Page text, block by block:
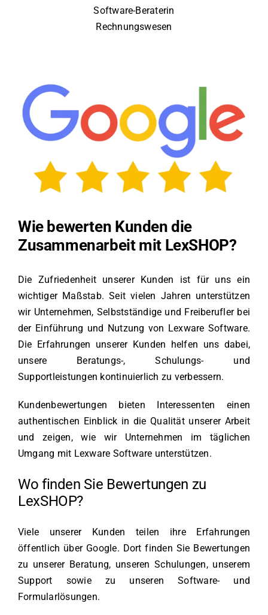
Software-Beraterin
Rechnungswesen
Wie bewerten Kunden die
Zusammenarbeit mit LexSHOP?
Die Zufriedenheit unserer Kunden ist für uns ein
wichtiger Maßstab. Seit vielen Jahren unterstützen
wir Unternehmen, Selbstständige und Freiberufler bei
der Einführung und Nutzung von Lexware Software.
Die Erfahrungen unserer Kunden helfen uns dabei,
unsere Beratungs-, Schulungs- und
Supportleistungen kontinuierlich zu verbessern.
Kundenbewertungen bieten Interessenten einen
authentischen Einblick in die Qualität unserer Arbeit
und zeigen, wie wir Unternehmen im täglichen
Umgang mit Lexware Software unterstützen.
Wo finden Sie Bewertungen zu
LexSHOP?
Viele unserer Kunden teilen ihre Erfahrungen
öffentlich über Google. Dort finden Sie Bewertungen
zu unserer Beratung, unseren Schulungen, unserem
Support sowie zu unseren Software- und
Formularlösungen.